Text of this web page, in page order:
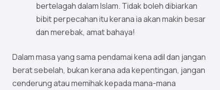
bertelagah dalam Islam. Tidak boleh dibiarkan
bibit perpecahan itu kerana ia akan makin besar
dan merebak, amat bahaya!
Dalam masa yang sama pendamai kena adil dan jangan
berat sebelah, bukan kerana ada kepentingan, jangan
cenderung atau memihak kepada mana-mana